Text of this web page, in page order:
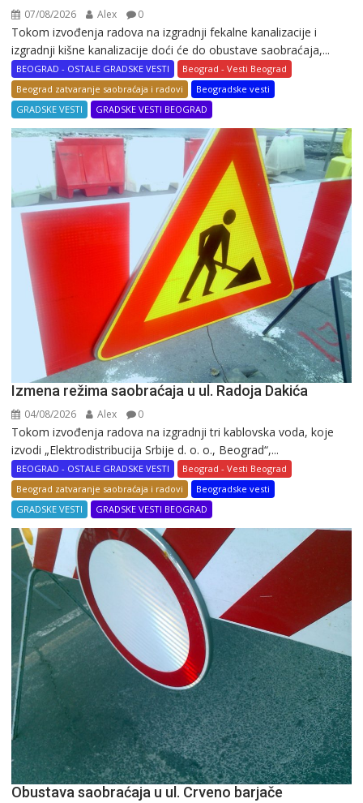
07/08/2026 Alex 0
Tokom izvođenja radova na izgradnji fekalne kanalizacije i
izgradnji kišne kanalizacije doći će do obustave saobraćaja,...
BEOGRAD - OSTALE GRADSKE VESTI
Beograd - Vesti Beograd
Beograd zatvaranje saobraćaja i radovi
Beogradske vesti
GRADSKE VESTI
GRADSKE VESTI BEOGRAD
Izmena režima saobraćaja u ul. Radoja Dakića
04/08/2026 Alex 0
Tokom izvođenja radova na izgradnji tri kablovska voda, koje
izvodi „Elektrodistribucija Srbije d. o. o., Beograd“,...
BEOGRAD - OSTALE GRADSKE VESTI
Beograd - Vesti Beograd
Beograd zatvaranje saobraćaja i radovi
Beogradske vesti
GRADSKE VESTI
GRADSKE VESTI BEOGRAD
Obustava saobraćaja u ul. Crveno barjače